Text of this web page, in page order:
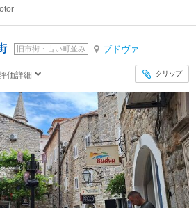
旧市街・古い町並み ブドヴァ
価詳細 クリップ